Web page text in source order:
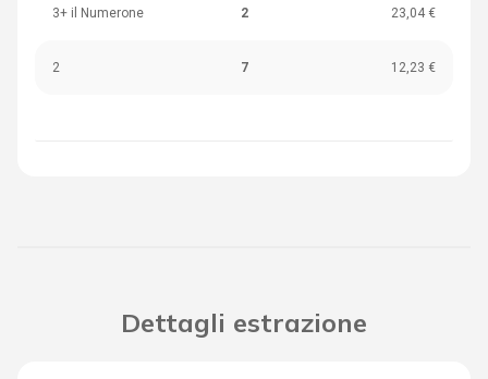
3+ il Numerone 2 23,04 €
2 7 12,23 €
Dettagli estrazione